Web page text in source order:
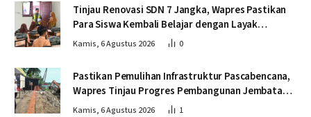
Tinjau Renovasi SDN 7 Jangka, Wapres Pastikan
Para Siswa Kembali Belajar dengan Layak
Pascabencana
Kamis, 6 Agustus 2026 0
Pastikan Pemulihan Infrastruktur Pascabencana,
Wapres Tinjau Progres Pembangunan Jembatan
Krueng Tingkeum Bireuen
Kamis, 6 Agustus 2026 1